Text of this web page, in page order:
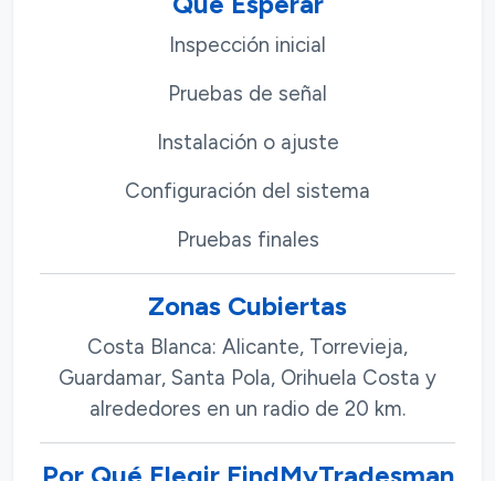
Inspección inicial
Pruebas de señal
Instalación o ajuste
Configuración del sistema
Pruebas finales
Zonas Cubiertas
Costa Blanca: Alicante, Torrevieja,
Guardamar, Santa Pola, Orihuela Costa y
alrededores en un radio de 20 km.